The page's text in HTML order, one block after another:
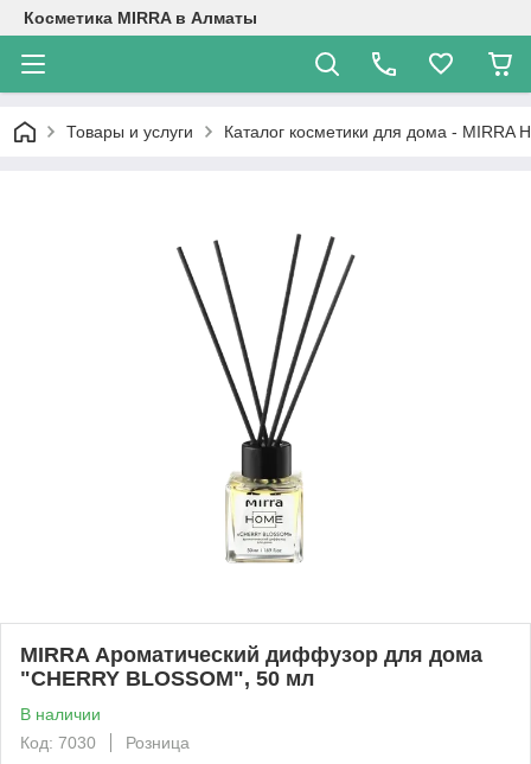
Косметика MIRRA в Алматы
Товары и услуги Каталог косметики для дома - MIRRA
MIRRA Ароматический диффузор для дома
"CHERRY BLOSSOM", 50 мл
В наличии
Код: 7030
Розница